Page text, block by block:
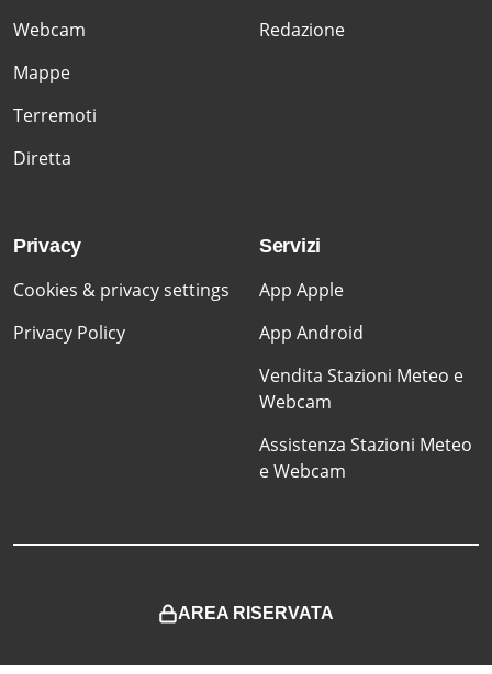
Webcam
Mappe
Terremoti
Diretta
Redazione
Privacy
Cookies & privacy settings
Privacy Policy
Servizi
App Apple
App Android
Vendita Stazioni Meteo e
Webcam
Assistenza Stazioni Meteo
e Webcam
AREA RISERVATA